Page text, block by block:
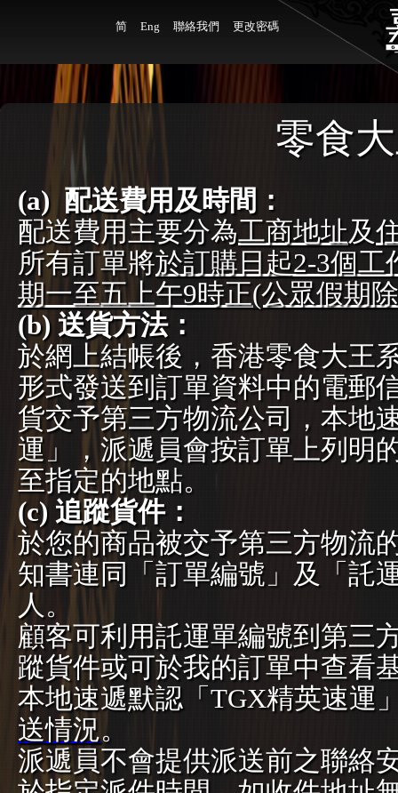
简 Eng 聯絡我們 更改密碼
零食
(a) 配送費用及時間：
配送費用主要分為工商地址及
所有訂單將於訂購日起2-3個工
期一至五上午9時正(公眾假期
(b) 送貨方法：
於網上結帳後，香港零食大王
形式發送到訂單資料中的電郵
貨交予第三方物流公司，本地
運」，派遞員會按訂單上列明
至指定的地點。
(c) 追蹤貨件：
於您的商品被交予第三方物流
知書連同「訂單編號」及「託
人。
顧客可利用託運單編號到第三
蹤貨件或可於我的訂單中查看
本地速遞默認「TGX精英速運
送情況。
派遞員不會提供派送前之聯絡